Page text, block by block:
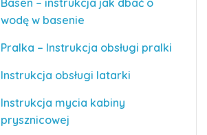
Basen – instrukcja jak dbać o
wodę w basenie
Pralka – Instrukcja obsługi pralki
Instrukcja obsługi latarki
Instrukcja mycia kabiny
prysznicowej